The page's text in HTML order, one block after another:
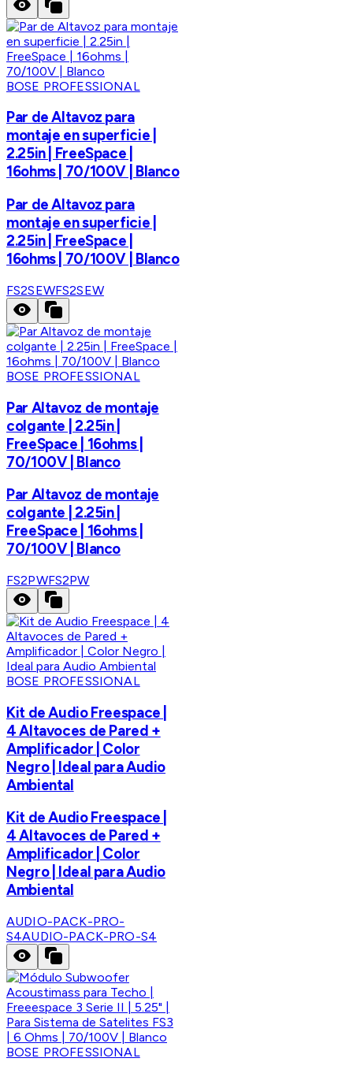
BOSE PROFESSIONAL
Par de Altavoz para
montaje en superficie |
2.25in | FreeSpace |
16ohms | 70/100V | Blanco
Par de Altavoz para
montaje en superficie |
2.25in | FreeSpace |
16ohms | 70/100V | Blanco
FS2SEWFS2SEW
BOSE PROFESSIONAL
Par Altavoz de montaje
colgante | 2.25in |
FreeSpace | 16ohms |
70/100V | Blanco
Par Altavoz de montaje
colgante | 2.25in |
FreeSpace | 16ohms |
70/100V | Blanco
FS2PWFS2PW
BOSE PROFESSIONAL
Kit de Audio Freespace |
4 Altavoces de Pared +
Amplificador | Color
Negro | Ideal para Audio
Ambiental
Kit de Audio Freespace |
4 Altavoces de Pared +
Amplificador | Color
Negro | Ideal para Audio
Ambiental
AUDIO-PACK-PRO-
S4AUDIO-PACK-PRO-S4
BOSE PROFESSIONAL